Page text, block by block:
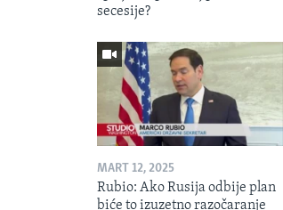
secesije?
MART 12, 2025
Rubio: Ako Rusija odbije plan
biće to izuzetno razočaranje